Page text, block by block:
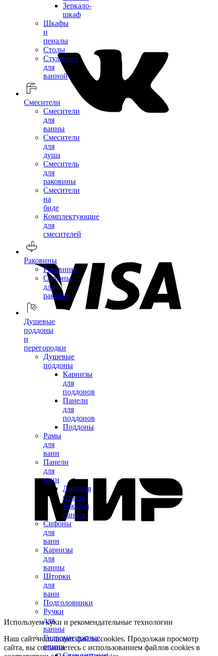
Зеркало-
шкаф
Шкафы
и
пеналы
Столы
Стульчики
для
ванной
Смесители
Смесители
для
ванны
Смесители
для
душа
Смеситель
для
раковины
Смесители
на
биде
Комплектующие
для
смесителей
Раковины
Раковины
Сифоны
для
раковин
Душевые
поддоны
и
перегородки
Душевые
поддоны
Карнизы
для
поддонов
Панели
для
поддонов
Поддоны
Рамы
для
ванн
Панели
для
ванн
Лицевая
панель
Боковая
панель
Сифоны
для
ванн
Карнизы
для
ванны
Шторки
для
ванн
Подголовники
Ручки
для
ванны
Гидромассажные
опции
Используем куки и рекомендательные технологии
Наш сайт использует файлы cookies. Продолжая просмотр
сайта, вы соглашаетесь с использованием файлов cookies в